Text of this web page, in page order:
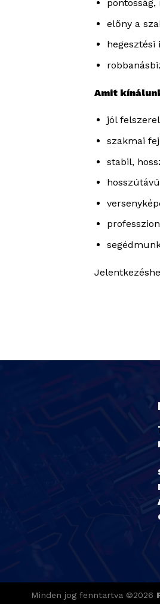
előny a
Amit
jól
szakmai
stabil,
Minden jog fenntartva ©2026